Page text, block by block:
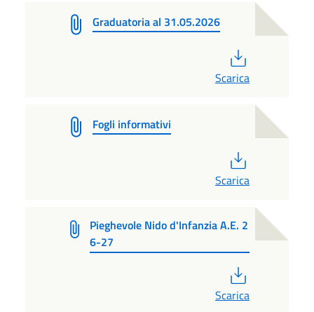
Graduatoria al 31.05.2026
Scarica
Fogli informativi
Scarica
Pieghevole Nido d'Infanzia A.E. 2
6-27
Scarica